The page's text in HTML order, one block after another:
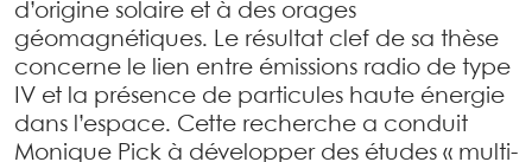
d’origine solaire et à des orages
géomagnétiques. Le résultat clef de sa thèse
concerne le lien entre émissions radio de type
IV et la présence de particules haute énergie
dans l’espace. Cette recherche a conduit
Monique Pick à développer des études « multi-